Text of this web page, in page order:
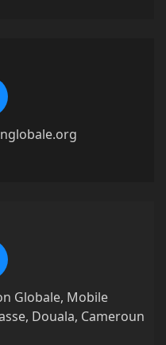
Globale, Mobile
Douala, Cameroun